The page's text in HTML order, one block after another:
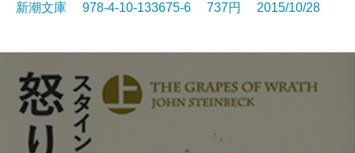
新潮文庫 978-4-10-133675-6 737円 2015/10/28